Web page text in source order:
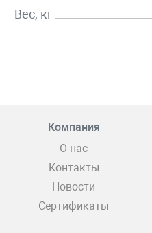
Вес, кг
Компания
О нас
Контакты
Новости
Сертификаты